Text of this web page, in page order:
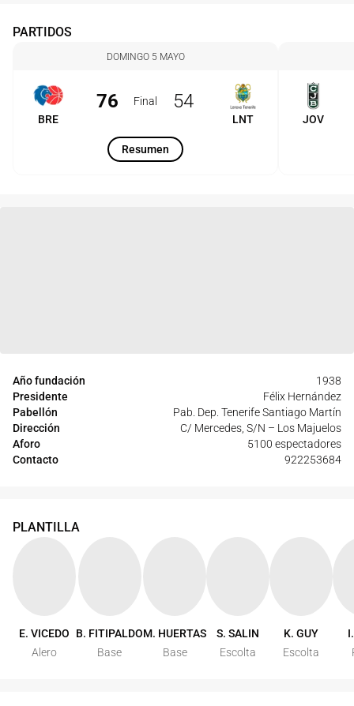
Año fundación
1938
Presidente
Félix Hernández
Pabellón
Pab. Dep. Tenerife Santiago Martín
Dirección
C/ Mercedes, S/N – Los Majuelos
Aforo
5100 espectadores
Contacto
922253684
PARTIDOS
DOMINGO 5 MAYO
BRE
76 Final 54
LNT
Resumen
JOV
PLANTILLA
E. VICEDO
Alero
B. FITIPALDO
Base
M. HUERTAS
Base
S. SALIN
Escolta
K. GUY
Escolta